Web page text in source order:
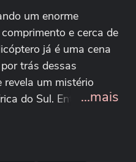
um enorme
e cerca de
já é uma cena
trás dessas
revela um mistério
do Sul. Entenda o
...mais